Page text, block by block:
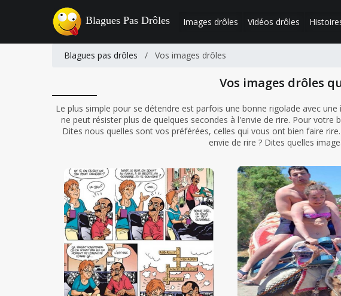
Blagues Pas Drôles Images drôles Vidéos drôles
Blagues pas drôles / Vos images drôles
Vos images drôles
Le plus simple pour se détendre est parfois une bonne rigolade avec une
ne peut résister plus de quelques secondes à l'envie de rire. Pour votre
Dites nous quelles sont vos préférées, celles qui vous ont bien faire
envie de rire ? Dites quelles